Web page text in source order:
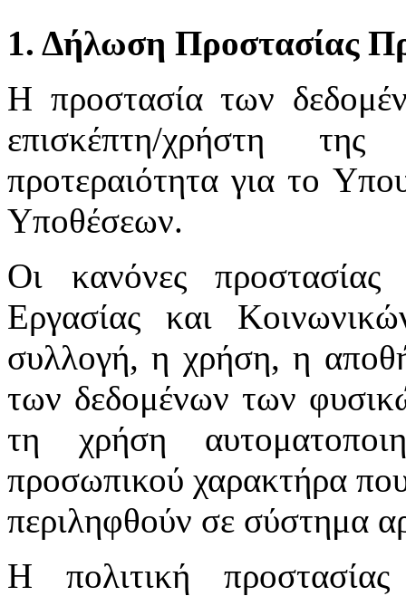
1. Δήλωση Προστασίας
H προστασία των
επισκέπτη/χρήστη
προτεραιότητα για το
Υποθέσεων.
Οι κανόνες
Εργασίας και
συλλογή, η χρήση, η
των δεδομένων των
τη χρήση
προσωπικού χαρακτήρα
περιληφθούν σε σύστημα
Η πολιτική